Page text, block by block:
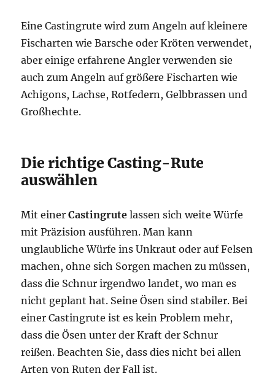
Eine Castingrute wird zum Angeln auf kleinere
Fischarten wie Barsche oder Kröten verwendet,
aber einige erfahrene Angler verwenden sie
auch zum Angeln auf größere Fischarten wie
Achigons, Lachse, Rotfedern, Gelbbrassen und
Großhechte.
Die richtige Casting-Rute
auswählen
Mit einerCastingrute lassen sich weite Würfe
mit Präzision ausführen. Man kann
unglaubliche Würfe ins Unkraut oder auf Felsen
machen, ohne sich Sorgen machen zu müssen,
dass die Schnur irgendwo landet, wo man es
nicht geplant hat. Seine Ösen sind stabiler. Bei
einer Castingrute ist es kein Problem mehr,
dass die Ösen unter der Kraft der Schnur
reißen. Beachten Sie, dass dies nicht bei allen
Arten von Ruten der Fall ist.